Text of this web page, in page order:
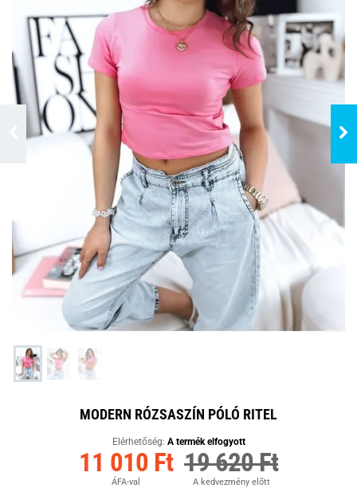
MODERN RÓZSASZÍN PÓLÓ RITEL
Elérhetőség: A termék elfogyott
11 010 Ft
ÁFA-val
19 620 Ft
A kedvezmény előtt